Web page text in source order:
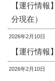
【運行情
分現在）
2026年2月10日
【運行情報
2026年2月10日